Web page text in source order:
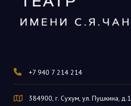
+7 940 7 214 214
384900, г. Сухум, ул. Пушкина, д.1